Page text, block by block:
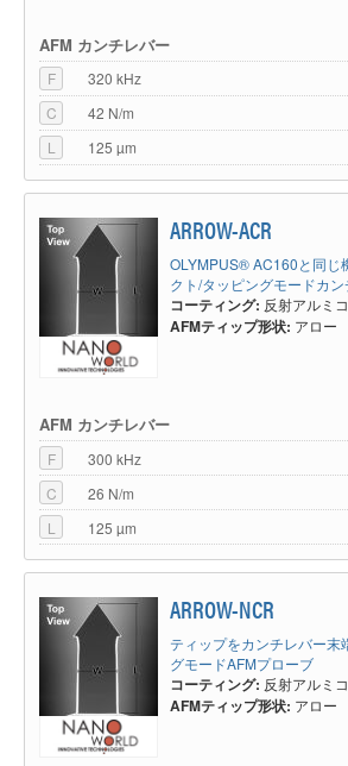
AFM カンチレバー
F
320 kHz
C
42 N/m
L
125 µm
ARROW-ACR
OLYMPUS® AC160と同じ
クト/タッピングモードカ
コーティング: 反射アルミ
AFMティップ形状: アロー
AFM カンチレバー
F
300 kHz
C
26 N/m
L
125 µm
ARROW-NCR
ティップをカンチレバー末
グモードAFMプローブ
コーティング: 反射アルミ
AFMティップ形状: アロー